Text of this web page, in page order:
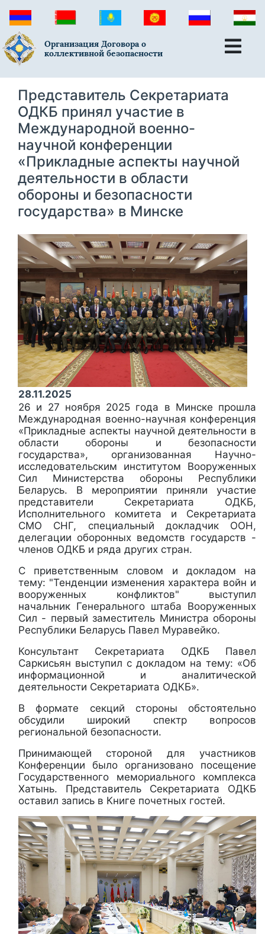
Организация Договора о
коллективной безопасности
Представитель Секретариата
ОДКБ принял участие в
Международной военно-
научной конференции
«Прикладные аспекты научной
деятельности в области
обороны и безопасности
государства» в Минске
28.11.2025
26 и 27 ноября 2025 года в Минске прошла
Международная военно-научная конференция
«Прикладные аспекты научной деятельности в
области обороны и безопасности
государства», организованная Научно-
исследовательским институтом Вооруженных
Сил Министерства обороны Республики
Беларусь. В мероприятии приняли участие
представители Секретариата ОДКБ,
Исполнительного комитета и Секретариата
СМО СНГ, специальный докладчик ООН,
делегации оборонных ведомств государств -
членов ОДКБ и ряда других стран.
С приветственным словом и докладом на
тему: "Тенденции изменения характера войн и
вооруженных конфликтов" выступил
начальник Генерального штаба Вооруженных
Сил - первый заместитель Министра обороны
Республики Беларусь Павел Муравейко.
Консультант Секретариата ОДКБ Павел
Саркисьян выступил с докладом на тему: «Об
информационной и аналитической
деятельности Секретариата ОДКБ».
В формате секций стороны обстоятельно
обсудили широкий спектр вопросов
региональной безопасности.
Принимающей стороной для участников
Конференции было организовано посещение
Государственного мемориального комплекса
Хатынь. Представитель Секретариата ОДКБ
оставил запись в Книге почетных гостей.